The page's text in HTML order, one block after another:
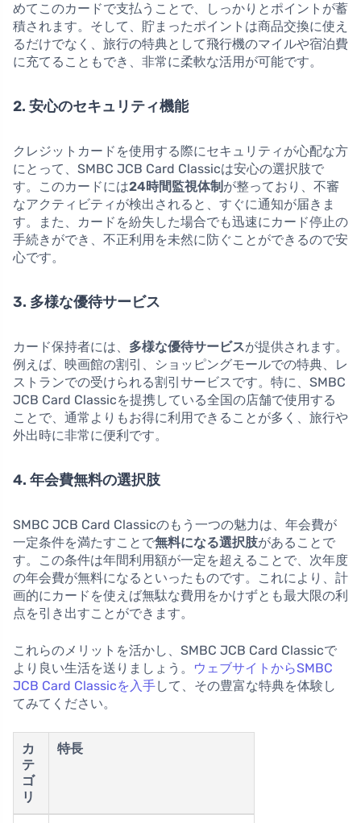
めてこのカードで支払うことで、しっかりとポイントが蓄
積されます。そして、貯まったポイントは商品交換に使え
るだけでなく、旅行の特典として飛行機のマイルや宿泊費
に充てることもでき、非常に柔軟な活用が可能です。
2. 安心のセキュリティ機能
クレジットカードを使用する際にセキュリティが心配な方
にとって、SMBC JCB Card Classicは安心の選択肢で
す。このカードには24時間監視体制 が整っており、不審
なアクティビティが検出されると、すぐに通知が届きま
す。また、カードを紛失した場合でも迅速にカード停止の
手続きができ、不正利用を未然に防ぐことができるので安
心です。
3. 多様な優待サービス
カード保持者には、 多様な優待サービスが提供されます。
例えば、映画館の割引、ショッピングモールでの特典、レ
ストランでの受けられる割引サービスです。特に、SMBC
JCB Card Classicを提携している全国の店舗で使用する
ことで、通常よりもお得に利用できることが多く、旅行や
外出時に非常に便利です。
4. 年会費無料の選択肢
SMBC JCB Card Classicのもう一つの魅力は、年会費が
一定条件を満たすことで無料になる選択肢があることで
す。この条件は年間利用額が一定を超えることで、次年度
の年会費が無料になるといったものです。これにより、計
画的にカードを使えば無駄な費用をかけずとも最大限の利
点を引き出すことができます。
これらのメリットを活かし、SMBC JCB Card Classicで
より良い生活を送りましょう。
ウェブサイトからSMBC
JCB Card Classicを入手して、その豊富な特典を体験し
てみてください。
カ
テ
ゴ
リ
特長